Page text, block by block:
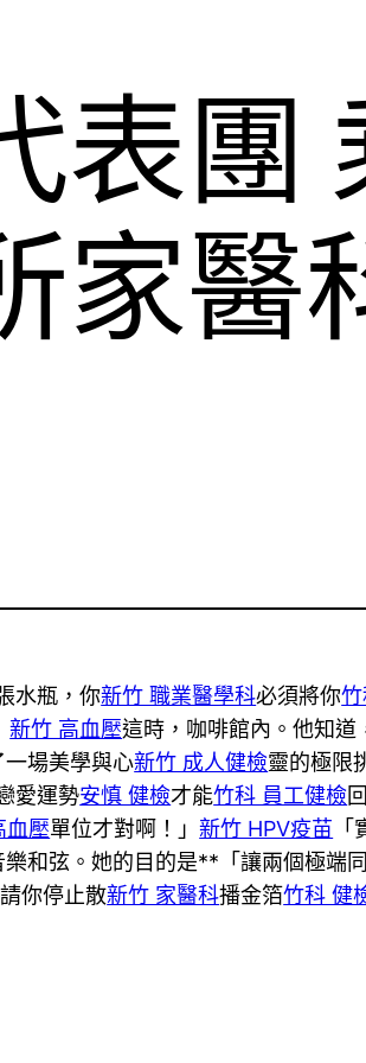
表團
家醫
水瓶，你新竹 職業醫學科必須將你
新竹 高血壓這時，咖啡館內。他知道
一場美學與心新竹 成人健檢靈的極限
愛運勢安慎 健檢才能竹科 員工健檢回
血壓單位才對啊！」新竹 HPV疫苗
樂和弦。她的目的是**「讓兩個極端
你停止散新竹 家醫科播金箔竹科 健